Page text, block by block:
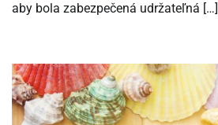
aby bola zabezpečená udržateľná […]